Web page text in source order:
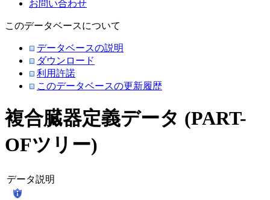
お問い合わせ
このデータベースについて
データベースの説明
ダウンロード
利用許諾
このデータベースの更新履歴
複合臓器定義データ (PART-
OFツリー)
データ説明